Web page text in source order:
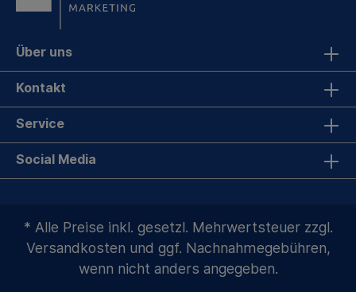
Über uns
Kontakt
Service
Social Media
* Alle Preise inkl. gesetzl. Mehrwertsteuer zzgl.
Versandkosten und ggf. Nachnahmegebühren,
wenn nicht anders angegeben.